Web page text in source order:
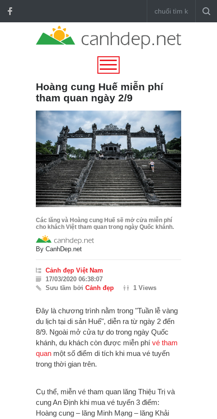
Hoàng cung Huế miễn phí
tham quan ngày 2/9
Các lăng và Hoàng cung Huế sẽ mở cửa miễn phí
cho khách Việt tham quan trong ngày Quốc khánh.
By CanhDep.net
Cảnh đẹp Việt Nam
17/03/2020 06:38:07
Sưu tầm bởi Cảnh đẹp 1 Views
Đây là chương trình nằm trong "Tuần lễ vàng
du lịch tại di sản Huế", diễn ra từ ngày 2 đến
8/9. Ngoài mở cửa tự do trong ngày Quốc
khánh, du khách còn được miễn phí vé tham
quan một số điểm di tích khi mua vé tuyến
trong thời gian trên.
Cụ thể, miễn vé tham quan lăng Thiệu Trị và
cung An Định khi mua vé tuyến 3 điểm:
Hoàng cung – lăng Minh Mạng – lăng Khải